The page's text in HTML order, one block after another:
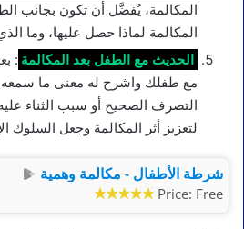
المكالمة، يُفضَّل أن تكون بجانب
المكالمة لماذا حصل عليها، وما
الحديث مع الطفل بعد المكالمة :
مع طفلك واشرح له معنى ما
التصرف الصحيح أو سبب الثناء
لتعزيز أثر المكالمة وجعل السلوك
شرطة الأطفال - مكالمة وهمية
Price: Free